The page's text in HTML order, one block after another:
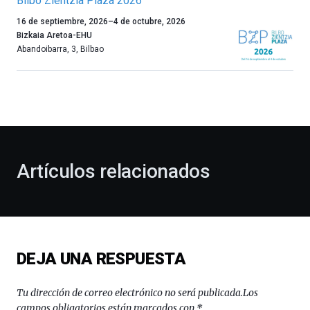
Un
año
más,
celebración
novena
Bilbo
(BZP),
16 de septiembre, 2026–4 de octubre, 2026
Bizkaia Aretoa-EHU
Abandoibarra, 3, Bilbao
Artículos relacionados
DEJA UNA RESPUESTA
Tu dirección de correo electrónico no será publicada.Los